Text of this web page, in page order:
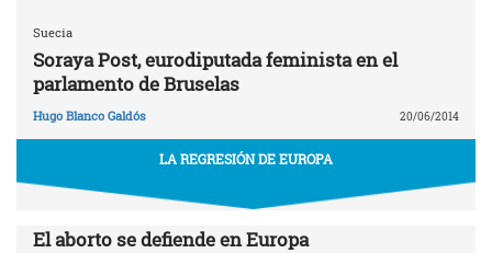
Suecia
Soraya Post, eurodiputada feminista en el
parlamento de Bruselas
Hugo Blanco Galdós 20/06/2014
LA REGRESIÓN DE EUROPA
El aborto se defiende en Europa